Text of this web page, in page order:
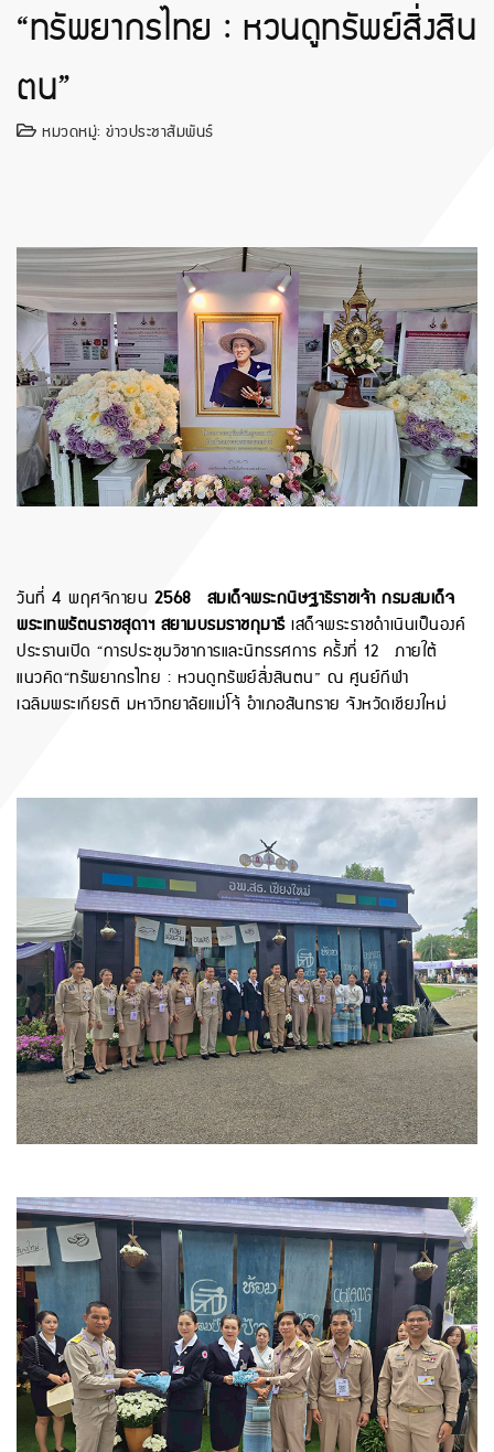
“ทรัพยากรไทย : หวนดูทรัพย์สิ่งสิน
ตน”
หมวดหมู่: ข่าวประชาสัมพันธ์
วันที่ 4 พฤศจิกายน 2568 สมเด็จพระกนิษฐาธิราชเจ้า กรมสมเด็จ
พระเทพรัตนราชสุดาฯ สยามบรมราชกุมารีเสด็จพระราชดำเนินเป็นองค์
ประธานเปิด “การประชุมวิชาการและนิทรรศการ ครั้งที่ 12 ภายใต้
แนวคิด“ทรัพยากรไทย : หวนดูทรัพย์สิ่งสินตน” ณ ศูนย์กีฬา
เฉลิมพระเกียรติ มหาวิทยาลัยแม่โจ้ อำเภอสันทราย จังหวัดเชียงใหม่